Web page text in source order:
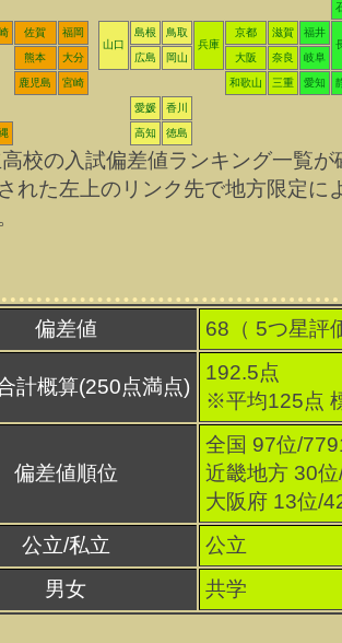
佐賀
福岡
山口
島根
鳥取
兵庫
京都 滋賀
福井
熊本 大分 広島 岡山 大阪 奈良 岐阜
鹿児島 宮崎 和歌山 三重 愛知
愛媛 香川
高知 徳島
の入試偏差値ランキング一覧
れた左上のリンク先で地方限定
偏差値 68（ 5つ星評
計概算(250点満点)
192.5点
※平均125点
偏差値順位
全国 97位/
近畿地方 30位
大阪府 13位/
公立/私立
公立
男女
共学